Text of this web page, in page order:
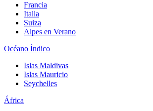
Francia
Italia
Suiza
Alpes en Verano
Océano Índico
Islas Maldivas
Islas Mauricio
Seychelles
África